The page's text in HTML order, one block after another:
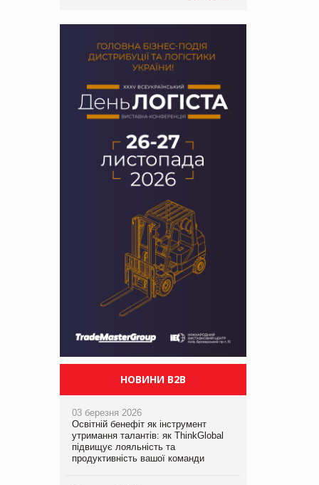
НОВИНИ B2B
03 березня 2026
Освітній бенефіт як інструмент
утримання талантів: як ThinkGlobal
підвищує лояльність та
продуктивність вашої команди